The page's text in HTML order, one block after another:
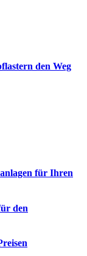
den Weg
für Ihren
den